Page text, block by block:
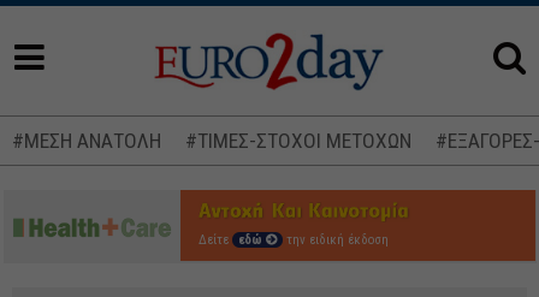
#ΜΕΣΗ ΑΝΑΤΟΛΗ #ΤΙΜΕΣ-ΣΤΟΧΟΙ ΜΕΤΟΧΩΝ
Δείτε εδώ την ειδική έκδοση